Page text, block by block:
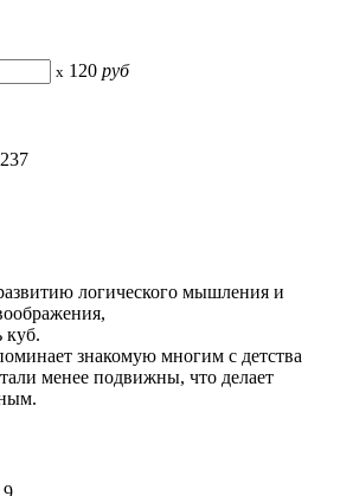
x 120 руб
логического мышления и
куб.
знакомую многим с детства
менее подвижны, что делает
9